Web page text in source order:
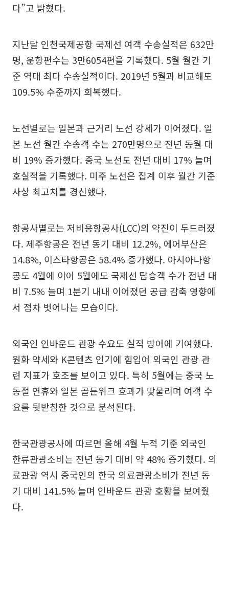
다”고 밝혔다.
지난달 인천국제공항 국제선 여객 수송실적은 632만
명, 운항편수는 3만6054편을 기록했다. 5월 월간 기
준 역대 최다 수송실적이다. 2019년 5월과 비교해도
109.5% 수준까지 회복했다.
노선별로는 일본과 근거리 노선 강세가 이어졌다. 일
본 노선 월간 수송객 수는 270만명으로 전년 동월 대
비 19% 증가했다. 중국 노선도 전년 대비 17% 늘며
호실적을 기록했다. 미주 노선은 집계 이후 월간 기준
사상 최고치를 경신했다.
항공사별로는 저비용항공사(LCC)의 약진이 두드러졌
다. 제주항공은 전년 동기 대비 12.2%, 에어부산은
14.8%, 이스타항공은 58.4% 증가했다. 아시아나항
공도 4월에 이어 5월에도 국제선 탑승객 수가 전년 대
비 7.5% 늘며 1분기 내내 이어졌던 공급 감축 영향에
서 점차 벗어나는 모습이다.
외국인 인바운드 관광 수요도 실적 방어에 기여했다.
원화 약세와 K콘텐츠 인기에 힘입어 외국인 관광 관
련 지표가 호조를 보이고 있다. 특히 5월에는 중국 노
동절 연휴와 일본 골든위크 효과가 맞물리며 여객 수
요를 뒷받침한 것으로 분석된다.
한국관광공사에 따르면 올해 4월 누적 기준 외국인
한류관광소비는 전년 동기 대비 약 48% 증가했다. 의
료관광 역시 중국인의 한국 의료관광소비가 전년 동
기 대비 141.5% 늘며 인바운드 관광 호황을 보여줬
다.